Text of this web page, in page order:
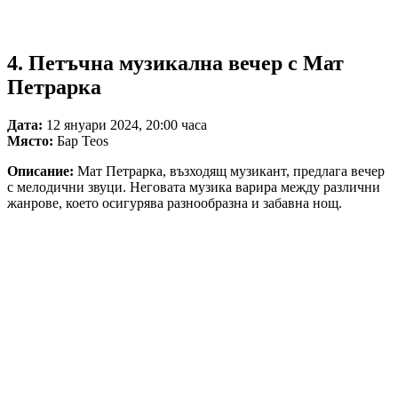
4. Петъчна музикална вечер с Мат
Петрарка
Дата: 12 януари 2024, 20:00 часа
Място: Бар Teos
Описание: Мат Петрарка, възходящ музикант, предлага вечер
с мелодични звуци. Неговата музика варира между различни
жанрове, което осигурява разнообразна и забавна нощ.